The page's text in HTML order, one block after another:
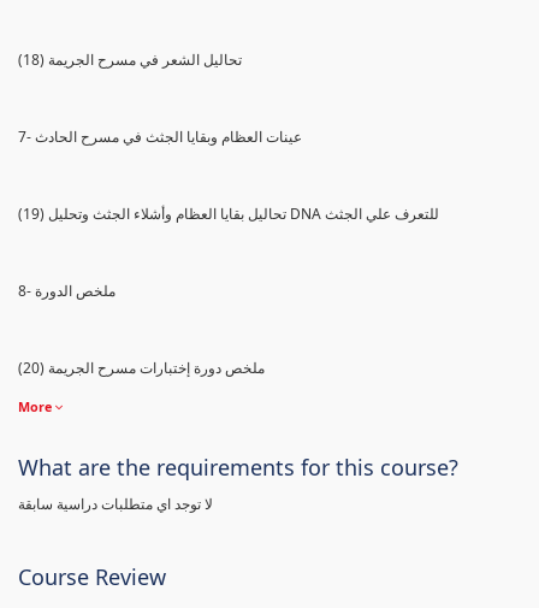
(18) تحاليل الشعر في مسرح الجريمة
7- عينات العظام وبقايا الجثث في مسرح الحادث
(19) تحاليل بقايا العظام وأشلاء الجثث وتحليل DNA للتعرف علي الجثث
8- ملخص الدورة
(20) ملخص دورة إختبارات مسرح الجريمة
More
What are the requirements for this course?
لا توجد اي متطلبات دراسية سابقة
Course Review